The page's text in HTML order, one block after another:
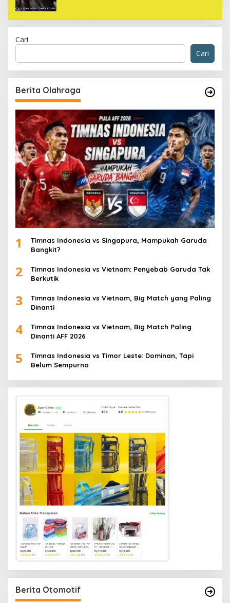
Cari
Cari
Berita Olahraga
1
Timnas Indonesia vs Singapura, Mampukah Garuda
Bangkit?
2
Timnas Indonesia vs Vietnam: Penyebab Garuda Tak
Berkutik
3
Timnas Indonesia vs Vietnam, Big Match yang Paling
Dinanti
4
Timnas Indonesia vs Vietnam, Big Match Paling
Dinanti AFF 2026
5
Timnas Indonesia vs Timor Leste: Dominan, Tapi
Belum Sempurna
Berita Otomotif